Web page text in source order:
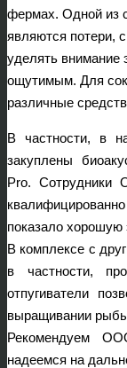
фермах. Одной из
являются потери,
уделять внимание
ощутимым. Для
различные
В частности, в
закуплены
Pro. Сотрудники
показало
В комплексе с
в частности,
отпугиватели
выращивании
Рекомендуем
надеемся на